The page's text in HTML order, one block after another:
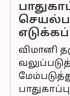
விமானி